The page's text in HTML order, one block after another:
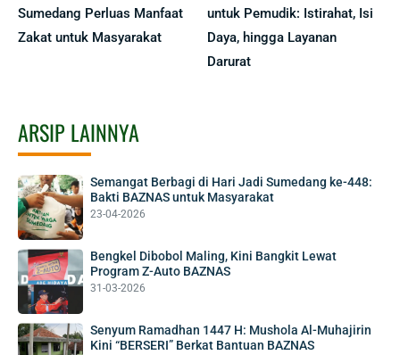
Sumedang Perluas Manfaat
Zakat untuk Masyarakat
untuk Pemudik: Istirahat, Isi
Daya, hingga Layanan
Darurat
ARSIP LAINNYA
Semangat Berbagi di Hari Jadi Sumedang ke-448:
Bakti BAZNAS untuk Masyarakat
23-04-2026
Bengkel Dibobol Maling, Kini Bangkit Lewat
Program Z-Auto BAZNAS
31-03-2026
Senyum Ramadhan 1447 H: Mushola Al-Muhajirin
Kini “BERSERI” Berkat Bantuan BAZNAS